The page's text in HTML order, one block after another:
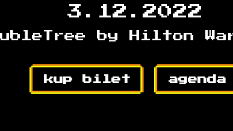
3.12.2022
by Hilton
kup bilet agenda